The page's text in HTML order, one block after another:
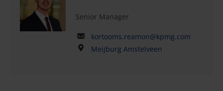
Senior Manager
kortooms.reamon@kpmg.com
Meijburg Amstelveen